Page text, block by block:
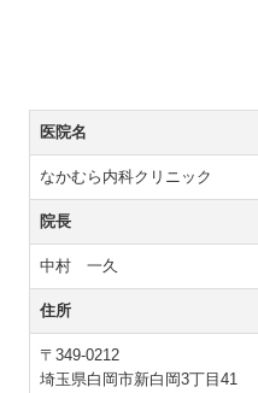
医院名
なかむら内科クリニック
院長
中村 一久
住所
〒349-0212
埼玉県白岡市新白岡3丁目41